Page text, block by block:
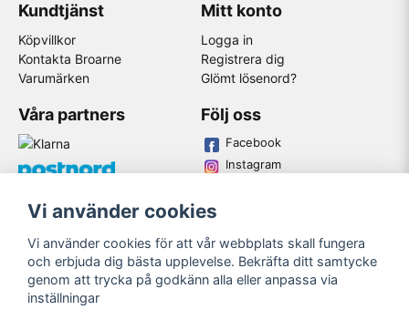
Kundtjänst
Köpvillkor
Kontakta Broarne
Varumärken
Mitt konto
Logga in
Registrera dig
Glömt lösenord?
Våra partners Följ oss
Facebook
Instagram
© Copyright
Vi använder cookies
Vi använder cookies för att vår webbplats skall fungera
och erbjuda dig bästa upplevelse. Bekräfta ditt samtycke
genom att trycka på godkänn alla eller anpassa via
inställningar